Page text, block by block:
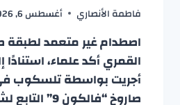
فاطمة الأنصاري أغسطس 6, 2026
اصطدام غير متعمد لطبقة
القمري أكد علماء،
أجريت بواسطة تلسكوب
صاروخ “فالكون